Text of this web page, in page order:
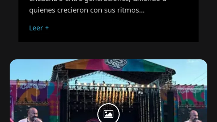
quienes crecieron con sus ritmos…
Leer +